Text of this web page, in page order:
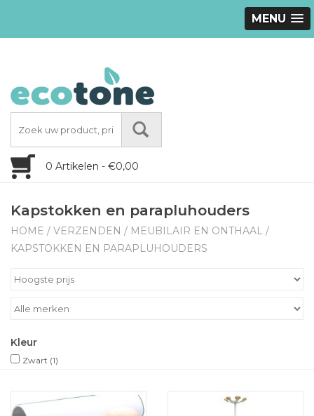
MENU
0 Artikelen - €0,00
Kapstokken en parapluhouders
HOME / VERZENDEN / MEUBILAIR EN ONTHAAL /
KAPSTOKKEN EN PARAPLUHOUDERS
Kleur
Zwart (1)